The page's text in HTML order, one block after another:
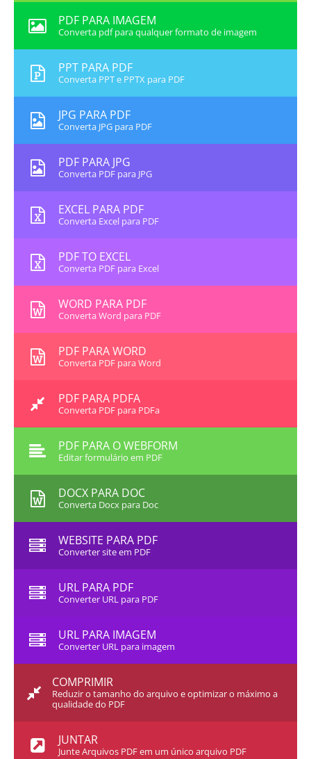
PDF PARA IMAGEM
Converta pdf para qualquer formato de imagem
PPT PARA PDF
Converta PPT e PPTX para PDF
JPG PARA PDF
Converta JPG para PDF
PDF PARA JPG
Converta PDF para JPG
EXCEL PARA PDF
Converta Excel para PDF
PDF TO EXCEL
Converta PDF para Excel
WORD PARA PDF
Converta Word para PDF
PDF PARA WORD
Converta PDF para Word
PDF PARA PDFA
Converta PDF para PDFa
PDF PARA O WEBFORM
Editar formulário em PDF
DOCX PARA DOC
Converta Docx para Doc
WEBSITE PARA PDF
Converter site em PDF
URL PARA PDF
Converter URL para PDF
URL PARA IMAGEM
Converter URL para imagem
COMPRIMIR
Reduzir o tamanho do arquivo e optimizar o máximo a
qualidade do PDF
JUNTAR
Junte Arquivos PDF em um único arquivo PDF